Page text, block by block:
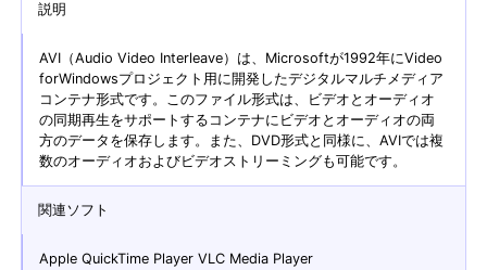
説明
AVI（Audio Video Interleave）は、Microsoftが1992年にVideo
forWindowsプロジェクト用に開発したデジタルマルチメディア
コンテナ形式です。このファイル形式は、ビデオとオーディオ
の同期再生をサポートするコンテナにビデオとオーディオの両
方のデータを保存します。また、DVD形式と同様に、AVIでは複
数のオーディオおよびビデオストリーミングも可能です。
関連ソフト
Apple QuickTime Player VLC Media Player